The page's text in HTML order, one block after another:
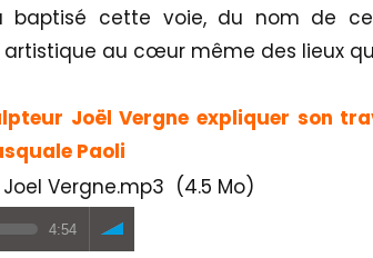
baptisé cette voie, du nom de
au cœur même des lieux
Joël Vergne expliquer son
Paoli
Vergne.mp3 (4.5 Mo)
4:54